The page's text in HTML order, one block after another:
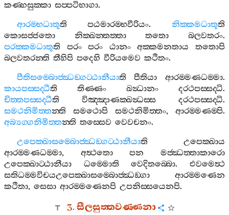
කණ‍්හසුක‍්කා සප‍්පටිභාගා.
ආරම‍්භධාතූති පඨමාරම‍්භවීරියං. නික‍්කමධාතූති
කොසජ‍්ජතො
නික‍්ඛන‍්තත‍්තා තතො බලවතරං.
පරක‍්කමධාතූති පරං පරං ඨානං අක‍්කමනතාය
තතොපි
බලවතරන‍්ති තීහිපි පදෙහි වීරියමෙව කථිතං.
පීතිසම‍්බොජ‍්ඣඞ‍්ගට‍්ඨානීයාති පීතියා ආරම‍්මණධම‍්මා.
කායපස‍්සද‍්ධීති තිණ‍්ණං ඛන්‍ධානං දරථපස‍්සද‍්ධි.
චිත‍්තපස‍්සද‍්ධීති විඤ‍්ඤාණක‍්ඛන්‍ධස‍්ස දරථපස‍්සද‍්ධි.
සමථනිමිත‍්තන‍්ති සමථොපි සමථනිමිත‍්තං, ආරම‍්මණම‍්පි.
අබ්‍යග‍්ගනිමිත‍්තන‍්ති තස‍්සෙව වෙවචනං.
උපෙක‍්ඛාසම‍්බොජ‍්ඣඞ‍්ගට‍්ඨානීයාති
උපෙක‍්ඛාය
ආරම‍්මණධම‍්මා, අත්‍ථතො පන
මජ‍්ඣත‍්තාකාරො
උපෙක‍්ඛාට‍්ඨානීයා
ධම‍්මොති වෙදිතබ‍්බො.එවමෙත්‍ථ
සතිධම‍්මවිචයඋපෙක‍්ඛාසම‍්බොජ‍්ඣඞ‍්ගා
ආරම‍්මණෙන
කථිතා, සෙසා ආරම‍්මණෙනපි උපනිස‍්සයෙනපි.
3.සීලසුත‍්තවණ‍්ණනා